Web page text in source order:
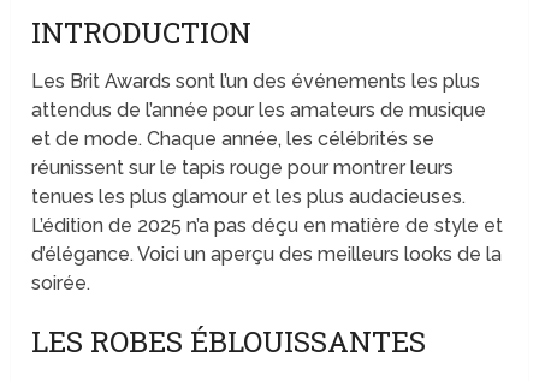
INTRODUCTION
Les Brit Awards sont l’un des événements les plus
attendus de l’année pour les amateurs de musique
et de mode. Chaque année, les célébrités se
réunissent sur le tapis rouge pour montrer leurs
tenues les plus glamour et les plus audacieuses.
L’édition de 2025 n’a pas déçu en matière de style et
d’élégance. Voici un aperçu des meilleurs looks de la
soirée.
LES ROBES ÉBLOUISSANTES